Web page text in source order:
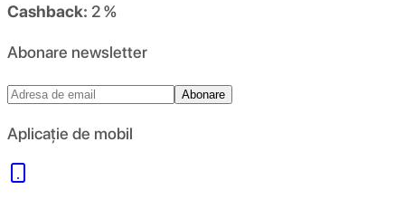
Cashback: 2 %
Abonare newsletter
Abonare
Aplicație de mobil